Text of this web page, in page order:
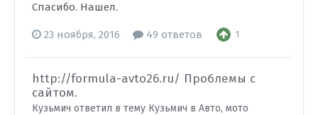
Спасибо. Нашел.
23 ноября, 2016 49 ответов 1
http://formula-avto26.ru/ Проблемы с
сайтом.
Кузьмич ответил в тему Кузьмич в Авто, мото